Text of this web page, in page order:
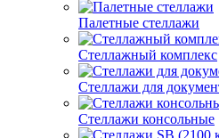
Палетные стеллажи
Стеллажный комплекс
Стеллажи для
Стеллажи консольные